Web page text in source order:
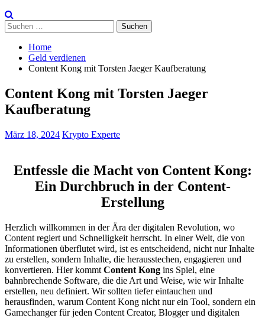
Suchen
nach:
Home
Geld verdienen
Content Kong mit Torsten Jaeger Kaufberatung
Content Kong mit Torsten Jaeger
Kaufberatung
März 18, 2024 Krypto Experte
Entfessle die Macht von Content Kong:
Ein Durchbruch in der Content-
Erstellung
Herzlich willkommen in der Ära der digitalen Revolution, wo
Content regiert und Schnelligkeit herrscht. In einer Welt, die von
Informationen überflutet wird, ist es entscheidend, nicht nur Inhalte
zu erstellen, sondern Inhalte, die herausstechen, engagieren und
konvertieren. Hier kommt Content Kong ins Spiel, eine
bahnbrechende Software, die die Art und Weise, wie wir Inhalte
erstellen, neu definiert. Wir sollten tiefer eintauchen und
herausfinden, warum Content Kong nicht nur ein Tool, sondern ein
Gamechanger für jeden Content Creator, Blogger und digitalen